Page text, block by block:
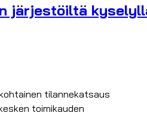
järjestöiltä
tilannekatsaus
toimikauden